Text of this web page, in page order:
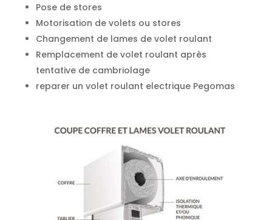
Pose de stores
Motorisation de volets ou stores
Changement de lames de volet roulant
Remplacement de volet roulant après
tentative de cambriolage
reparer un volet roulant electrique Pegomas